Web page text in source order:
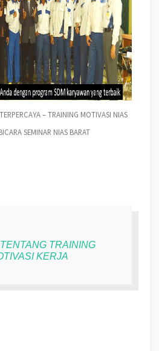
– TRAINING MOTIVASI NIAS
SEMINAR NIAS BARAT
TRAINING
KERJA